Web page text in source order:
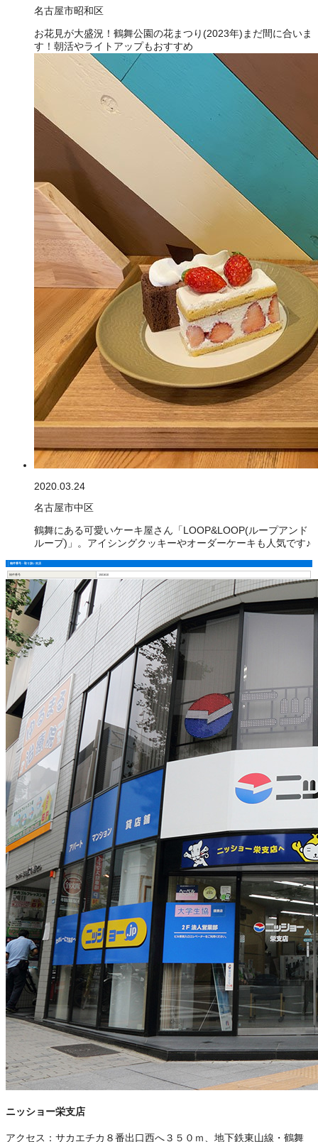
名古屋市昭和区
お花見が大盛況！鶴舞公園の花まつり(2023年)まだ間に合いま
す！朝活やライトアップもおすすめ
2020.03.24
名古屋市中区
鶴舞にある可愛いケーキ屋さん「LOOP&LOOP(ループアンド
ループ)」。アイシングクッキーやオーダーケーキも人気です♪
物件番号・取り扱い支店
物件番号 1501610
ニッショー栄支店
アクセス： サカエチカ８番出口西へ３５０ｍ、地下鉄東山線・鶴舞